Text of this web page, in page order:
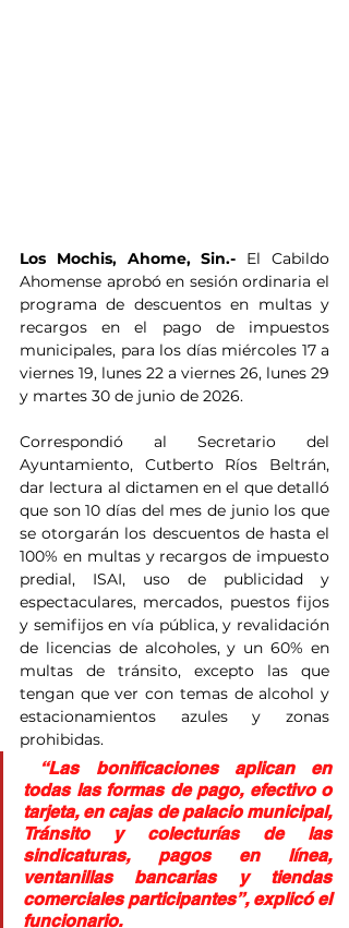
Los Mochis, Ahome, Sin.- El Cabildo
Ahomense aprobó en sesión ordinaria el
programa de descuentos en multas y
recargos en el pago de impuestos
municipales, para los días miércoles 17 a
viernes 19, lunes 22 a viernes 26, lunes 29
y martes 30 de junio de 2026.
Correspondió al Secretario del
Ayuntamiento, Cutberto Ríos Beltrán,
dar lectura al dictamen en el que detalló
que son 10 días del mes de junio los que
se otorgarán los descuentos de hasta el
100% en multas y recargos de impuesto
predial, ISAI, uso de publicidad y
espectaculares, mercados, puestos fijos
y semifijos en vía pública, y revalidación
de licencias de alcoholes, y un 60% en
multas de tránsito, excepto las que
tengan que ver con temas de alcohol y
estacionamientos azules y zonas
prohibidas.
“Las bonificaciones aplican en
todas las formas de pago, efectivo o
tarjeta, en cajas de palacio municipal,
Tránsito y colecturías de las
sindicaturas, pagos en línea,
ventanillas bancarias y tiendas
comerciales participantes”, explicó el
funcionario.